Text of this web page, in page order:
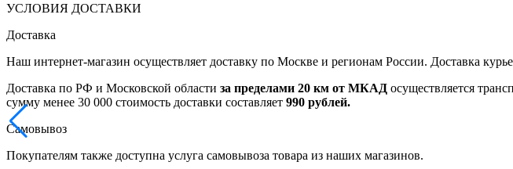
УСЛОВИЯ ДОСТАВКИ
Доставка
Наш интернет-магазин осуществляет доставку по Москве и регионам России. Доставка
Доставка по РФ и Московской области за пределами 20 км от МКАД осуществляется
сумму менее 30 000 стоимость доставки составляет 990 рублей.
Самовывоз
Покупателям также доступна услуга самовывоза товара из наших магазинов.